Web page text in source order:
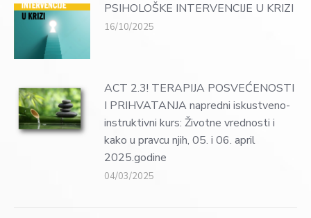
PSIHOLOŠKE INTERVENCIJE U KRIZI
16/10/2025
ACT 2.3! TERAPIJA POSVEĆENOSTI
I PRIHVATANJA napredni iskustveno-
instruktivni kurs: Životne vrednosti i
kako u pravcu njih, 05. i 06. april
2025.godine
04/03/2025